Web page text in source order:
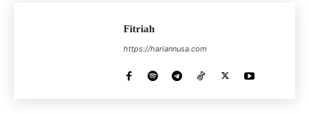
Fitriah
https://hariannusa.com